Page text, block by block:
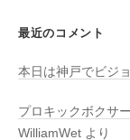
最近のコメント
本日は神戸でビジ
プロキックボクサ
WilliamWet より